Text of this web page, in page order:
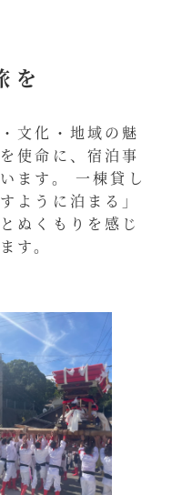
文化・地域の魅
使命に、宿泊事
ます。 一棟貸し
ように泊まる」
ぬくもりを感じ
す。